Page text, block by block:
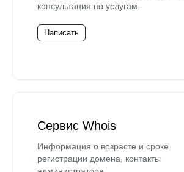
консультация по услугам.
Написать
Сервис Whois
Информация о возрасте и сроке
регистрации домена, контакты